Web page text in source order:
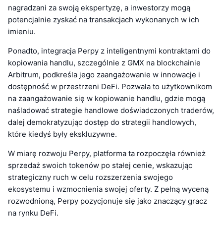
nagradzani za swoją ekspertyzę, a inwestorzy mogą
potencjalnie zyskać na transakcjach wykonanych w ich
imieniu.
Ponadto, integracja Perpy z inteligentnymi kontraktami do
kopiowania handlu, szczególnie z GMX na blockchainie
Arbitrum, podkreśla jego zaangażowanie w innowacje i
dostępność w przestrzeni DeFi. Pozwala to użytkownikom
na zaangażowanie się w kopiowanie handlu, gdzie mogą
naśladować strategie handlowe doświadczonych traderów,
dalej demokratyzując dostęp do strategii handlowych,
które kiedyś były ekskluzywne.
W miarę rozwoju Perpy, platforma ta rozpoczęła również
sprzedaż swoich tokenów po stałej cenie, wskazując
strategiczny ruch w celu rozszerzenia swojego
ekosystemu i wzmocnienia swojej oferty. Z pełną wyceną
rozwodnioną, Perpy pozycjonuje się jako znaczący gracz
na rynku DeFi.